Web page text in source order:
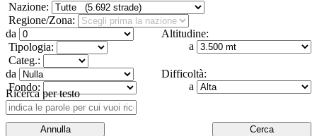
Nazione:
Regione/Zona:
Altitudine:
da
a
Tipologia:
Categ.:
Difficoltà:
da
a
Fondo:
Ricerca per testo